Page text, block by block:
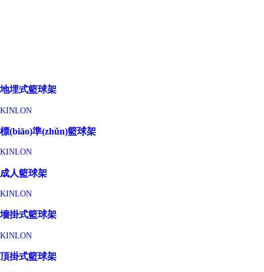
地埋式籃球架
KINLON
標(biāo)準(zhǔn)籃球架
KINLON
成人籃球架
KINLON
墻掛式籃球架
KINLON
頂掛式籃球架